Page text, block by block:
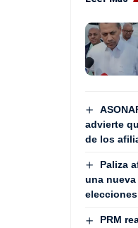
advierte
de los
Paliza
una
PRM